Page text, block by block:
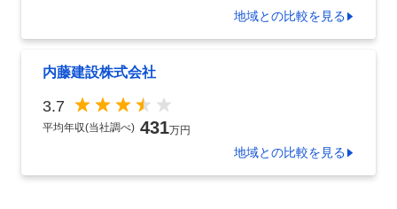
地域との比較を見る
内藤建設株式会社
3.7
平均年収(当社調べ) 431万円
地域との比較を見る